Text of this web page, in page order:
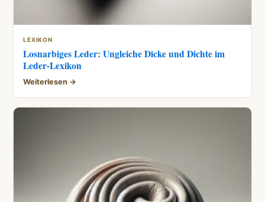
LEXIKON
Losnarbiges Leder: Ungleiche Dicke und Dichte im
Leder-Lexikon
Weiterlesen →